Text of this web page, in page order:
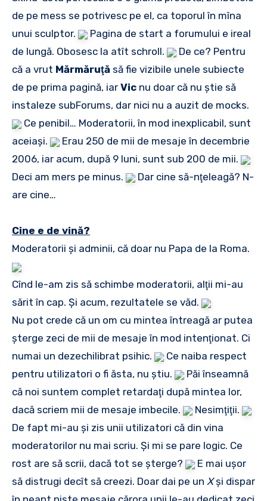
de pe mess se potrivesc pe el, ca toporul în mîna
unui sculptor.
Pagina de start a forumului e ireal
de lungă. Obosesc la atît schroll.
De ce? Pentru
că a vrut Mărmăruţă să fie vizibile unele subiecte
de pe prima pagină, iar Vic nu doar că nu ştie să
instaleze subForums, dar nici nu a auzit de mocks.
Ce penibil… Moderatorii, în mod inexplicabil, sunt
aceiaşi.
Erau 250 de mii de mesaje în decembrie
2006, iar acum, după 9 luni, sunt sub 200 de mii.
Deci am mers pe minus.
Dar cine să-nţeleagă? N-
are cine…
Cine e de vină?
Moderatorii şi adminii, că doar nu Papa de la Roma.
Cînd le-am zis să schimbe moderatorii, alţii mi-au
sărit în cap. Şi acum, rezultatele se văd.
Nu pot crede că un om cu mintea întreagă ar putea
şterge zeci de mii de mesaje în mod intenţionat. Ci
numai un dezechilibrat psihic.
Ce naiba respect
pentru utilizatori o fi ăsta, nu ştiu.
Păi înseamnă
că noi suntem complet retardaţi după mintea lor,
dacă scriem mii de mesaje imbecile.
Nesimţiţii.
De fapt mi-au şi zis unii utilizatori că din vina
moderatorilor nu mai scriu. Şi mi se pare logic. Ce
rost are să scrii, dacă tot se şterge?
E mai uşor
să distrugi decît să creezi. Doar dai pe un Xşi dispar